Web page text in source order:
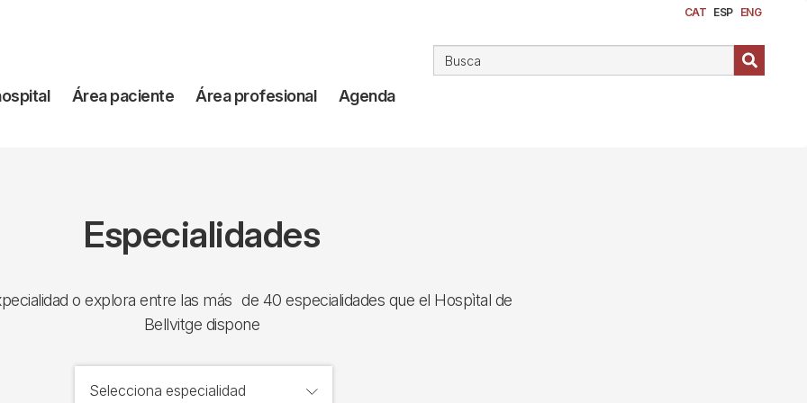
CAT ESP ENG
Área paciente Área profesional Agenda
Especialidades
o explora entre las más de 40 especialidades que el Hospìtal de
Bellvitge dispone